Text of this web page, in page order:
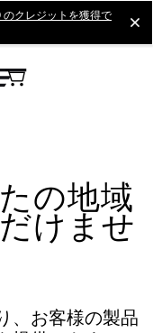
のクレジットを獲得で
の地域
けませ
、お客様の製品